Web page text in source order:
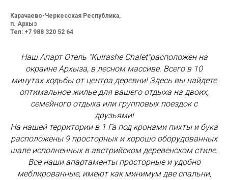
Карачаево-Черкесская Республика,
п. Архыз
Тел: +7 988 320 52 64
Наш Апарт Отель "Kulrashe Chalet"расположен на
окраине Архыза, в лесном массиве. Всего в 10
минутах ходьбы от центра деревни! Здесь вы найдете
оптимальное жилье для вашего отдыха на двоих,
семейного отдыха или групповых поездок с
друзьями!
На нашей территории в 1 Га под кронами пихты и бука
расположены 9 просторных и хорошо оборудованных
шале исполненных в австрийском деревенском стиле.
Все наши апартаменты просторные и удобно
меблированные, имеют как минимум две спальни,